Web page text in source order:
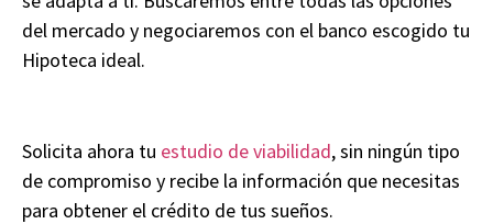
del mercado y negociaremos con el banco escogido tu
Hipoteca ideal.
Solicita ahora tu estudio de viabilidad, sin ningún tipo
de compromiso y recibe la información que necesitas
para obtener el crédito de tus sueños.